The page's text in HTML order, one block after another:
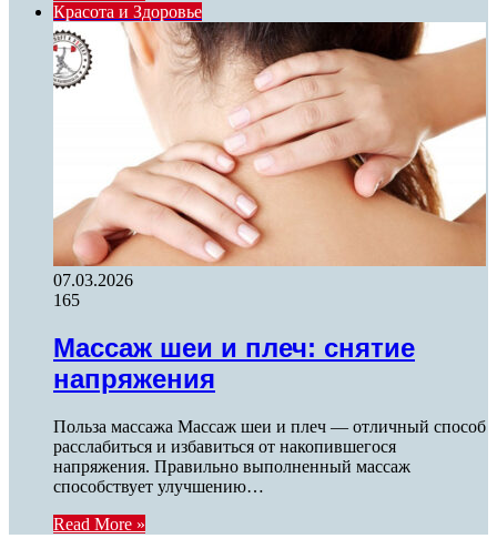
Красота и Здоровье
07.03.2026
165
Массаж шеи и плеч: снятие
напряжения
Польза массажа Массаж шеи и плеч — отличный способ
расслабиться и избавиться от накопившегося
напряжения. Правильно выполненный массаж
способствует улучшению…
Read More »